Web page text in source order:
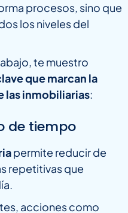
procesos, sino que
los niveles del
te muestro
que marcan la
las inmobiliarias:
de tiempo
permite reducir de
repetitivas que
acciones como